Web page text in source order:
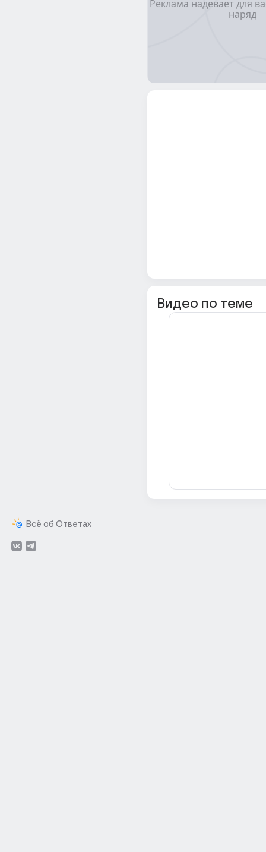
Всё об Ответах
Видео по теме